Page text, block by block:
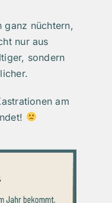
ganz nüchtern,
nur aus
sondern
am